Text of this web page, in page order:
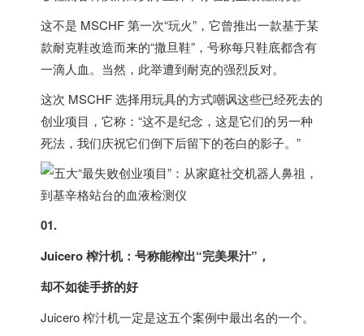
这不是 MSCHF 第一次“玩火”，它曾推出一款基于某
款耐克鞋改造而来的“撒旦鞋”，号称每只鞋底都含有
一滴人血。当然，此举遭到耐克的强烈反对。
这次 MSCHF 选择用玩具的方式嘲讽这些已经死去的
创业项目，它称：“这不是纪念，这是它们的另一种
死法，我们庆祝它们倒下后留下的苍白的影子。”
01.
Juicero 榨汁机：号称能榨出“完美果汁”，
却不如徒手挤的好
Juicero 榨汁机一定是这五个案例中最出名的一个。